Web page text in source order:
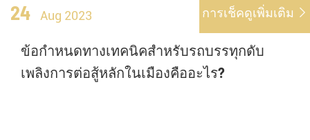
24 Aug 2023 การเช็คดูเพิ่มเติม 
ข้อกำหนดทางเทคนิคสำหรับรถบรรทุกดับ
เพลิงการต่อสู้หลักในเมืองคืออะไร?